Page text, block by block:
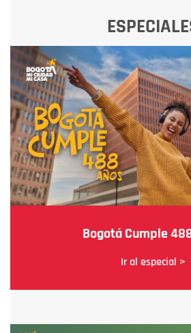
Bogotá Cumple
Ir al especial >